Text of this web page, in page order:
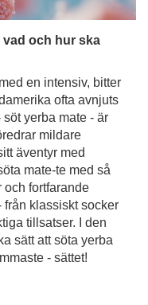
vad och hur ska
en intensiv, bitter
ofta avnjuts
yerba mate - är
mildare
äventyr med
mate-te med så
och fortfarande
från klassiskt socker
tillsatser. I den
sätt att söta yerba
- sättet!